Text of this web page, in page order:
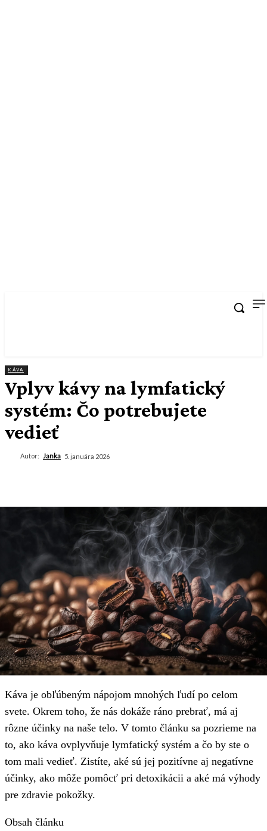
KÁVA
Vplyv kávy na lymfatický
systém: Čo potrebujete
vedieť
Autor: Janka 5. januára 2026
Káva je obľúbeným nápojom mnohých ľudí po celom
svete. Okrem toho, že nás dokáže ráno prebrať, má aj
rôzne účinky na naše telo. V tomto článku sa pozrieme na
to, ako káva ovplyvňuje lymfatický systém a čo by ste o
tom mali vedieť. Zistíte, aké sú jej pozitívne aj negatívne
účinky, ako môže pomôcť pri detoxikácii a aké má výhody
pre zdravie pokožky.
Obsah článku